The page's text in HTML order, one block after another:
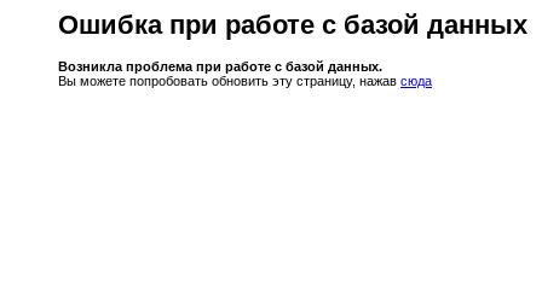
Ошибка при работе с базой данных
Возникла проблема при работе с базой данных.
Вы можете попробовать обновить эту страницу, нажав сюда